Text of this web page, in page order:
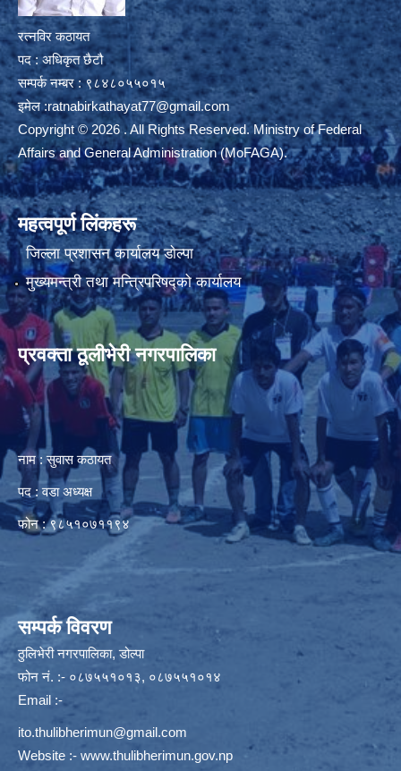
रत्नविर कठायत
पद : अधिकृत छैटौ
सम्पर्क नम्बर : ९८४८०५५०१५
इमेल :ratnabirkathayat77@gmail.com
Copyright © 2026 . All Rights Reserved. Ministry of Federal
Affairs and General Administration (MoFAGA).
महत्वपूर्ण लिंकहरू
जिल्ला प्रशासन कार्यालय डाेल्पा
मुख्यमन्त्री तथा मन्त्रिपरिषद्को कार्यालय
प्रवक्ता ठूलीभेरी नगरपालिका
नाम : सुवास कठायत
पद : वडा अध्यक्ष
फोन : ९८५१०७११९४
सम्पर्क विवरण
ठुलिभेरी नगरपालिका, डोल्पा
फोन नं. :- ०८७५५१०१३, ०८७५५१०१४
Email :-
ito.thulibherimun@gmail.com
Website :- www.thulibherimun.gov.np